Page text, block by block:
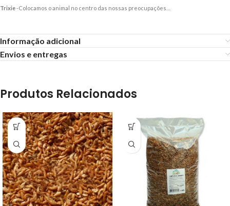
Trixie-Colocamos o animal no centro das nossas preocupações…
Informação adicional
Envios e entregas
Produtos Relacionados